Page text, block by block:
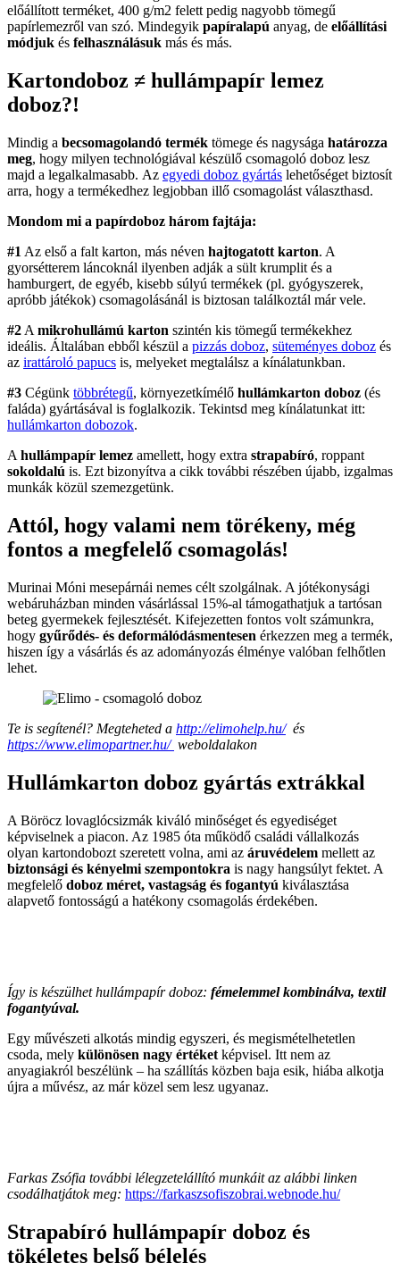
előállított terméket, 400 g/m2 felett pedig nagyobb tömegű
papírlemezről van szó. Mindegyik papíralapú anyag, de előállítási
módjuk és felhasználásuk más és más.
Kartondoboz ≠ hullámpapír lemez
doboz?!
Mindig a becsomagolandó termék tömege és nagysága határozza
meg, hogy milyen technológiával készülő csomagoló doboz lesz
majd a legalkalmasabb. Az egyedi doboz gyártás lehetőséget biztosít
arra, hogy a termékedhez legjobban illő csomagolást választhasd.
Mondom mi a papírdoboz három fajtája:
#1 Az első a falt karton, más néven hajtogatott karton. A
gyorsétterem láncoknál ilyenben adják a sült krumplit és a
hamburgert, de egyéb, kisebb súlyú termékek (pl. gyógyszerek,
apróbb játékok) csomagolásánál is biztosan találkoztál már vele.
#2 A mikrohullámú karton szintén kis tömegű termékekhez
ideális. Általában ebből készül a pizzás doboz, süteményes doboz és
az irattároló papucs is, melyeket megtalálsz a kínálatunkban.
#3 Cégünk többrétegű, környezetkímélő hullámkarton doboz (és
faláda) gyártásával is foglalkozik. Tekintsd meg kínálatunkat itt:
hullámkarton dobozok.
A hullámpapír lemez amellett, hogy extra strapabíró, roppant
sokoldalú is. Ezt bizonyítva a cikk további részében újabb, izgalmas
munkák közül szemezgetünk.
Attól, hogy valami nem törékeny, még
fontos a megfelelő csomagolás!
Murinai Móni mesepárnái nemes célt szolgálnak. A jótékonysági
webáruházban minden vásárlással 15%-al támogathatjuk a tartósan
beteg gyermekek fejlesztését. Kifejezetten fontos volt számunkra,
hogy gyűrődés- és deformálódásmentesen érkezzen meg a termék,
hiszen így a vásárlás és az adományozás élménye valóban felhőtlen
lehet.
Te is segítenél? Megteheted a http://elimohelp.hu/és
https://www.elimopartner.hu/ weboldalakon
Hullámkarton doboz gyártás extrákkal
A Böröcz lovaglócsizmák kiváló minőséget és egyediséget
képviselnek a piacon. Az 1985 óta működő családi vállalkozás
olyan kartondobozt szeretett volna, ami az áruvédelem mellett az
biztonsági és kényelmi szempontokra is nagy hangsúlyt fektet. A
megfelelő doboz méret, vastagság és fogantyú kiválasztása
alapvető fontosságú a hatékony csomagolás érdekében.
Így is készülhet hullámpapír doboz: fémelemmel kombinálva, textil
fogantyúval.
Egy művészeti alkotás mindig egyszeri, és megismételhetetlen
csoda, mely különösen nagy értéket képvisel. Itt nem az
anyagiakról beszélünk – ha szállítás közben baja esik, hiába alkotja
újra a művész, az már közel sem lesz ugyanaz.
Farkas Zsófia további lélegzetelállító munkáit az alábbi linken
csodálhatjátok meg: https://farkaszsofiszobrai.webnode.hu/
Strapabíró hullámpapír doboz és
tökéletes belső bélelés